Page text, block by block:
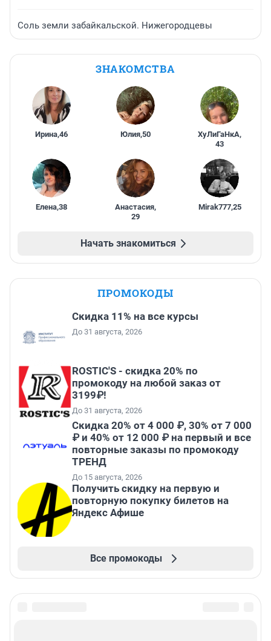
Соль земли забайкальской. Нижегородцевы
ЗНАКОМСТВА
Ирина,46 Юлия,50 ХуЛиГаНкА,
43
Елена,38 Анастасия,
29
Mirak777,25
Начать знакомиться
ПРОМОКОДЫ
Скидка 11% на все курсы
До 31 августа, 2026
ROSTIC'S - скидка 20% по
промокоду на любой заказ от
3199₽!
До 31 августа, 2026
Скидка 20% от 4 000 ₽, 30% от 7 000
₽ и 40% от 12 000 ₽ на первый и все
повторные заказы по промокоду
ТРЕНД
До 15 августа, 2026
Получить скидку на первую и
повторную покупку билетов на
Яндекс Афише
Все промокоды